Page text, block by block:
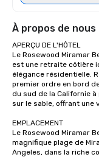
À propos de nous
APERÇU DE L'HÔTEL
Le Rosewood Miramar
est une retraite côtière
élégance résidentielle.
premier ordre en bord
du sud de la Californie
sur le sable, offrant une
EMPLACEMENT
Le Rosewood Miramar
magnifique plage de
Angeles, dans la riche